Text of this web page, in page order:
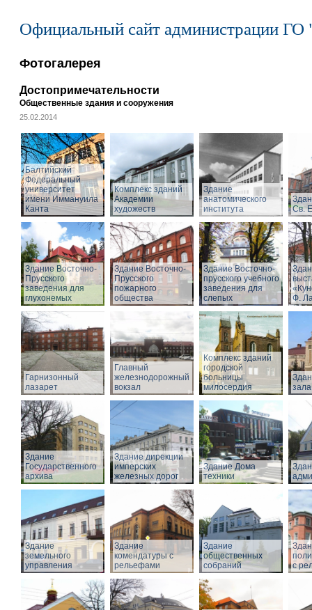
Официальный сайт администрации ГО
Фотогалерея
Достопримечательности
Общественные здания и сооружения
25.02.2014
Балтийский
Федеральный
университет
имени Иммануила
Канта
Комплекс зданий
Академии
художеств
Здание
анатомического
института
Св.
Здание Восточно-
Прусского
заведения для
глухонемых
Здание Восточно-
Прусского
пожарного
общества
Здание Восточно-
прусского учебного
заведения для
слепых
Ф.
Гарнизонный
лазарет
Главный
железнодорожный
вокзал
Комплекс зданий
городской
больницы
милосердия
зала
Здание
Государственного
архива
Здание дирекции
имперских
железных дорог
Здание Дома
техники
Здание
земельного
управления
Здание
комендатуры с
рельефами
Здание
общественных
собраний
с